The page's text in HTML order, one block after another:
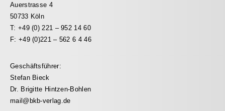
Auerstrasse 4
50733 Köln
T: +49 (0) 221 – 952 14 60
F: +49 (0)221 – 562 6 4 46
Geschäftsführer:
Stefan Bieck
Dr. Brigitte Hintzen-Bohlen
mail@bkb-verlag.de